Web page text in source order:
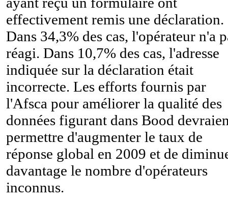
effectivement remis une déclaration.
Dans 34,3% des cas, l'opérateur n'a
réagi. Dans 10,7% des cas, l'adresse
indiquée sur la déclaration était
incorrecte. Les efforts fournis par
l'Afsca pour améliorer la qualité des
données figurant dans Bood
permettre d'augmenter le taux de
réponse global en 2009 et de
davantage le nombre d'opérateurs
inconnus.